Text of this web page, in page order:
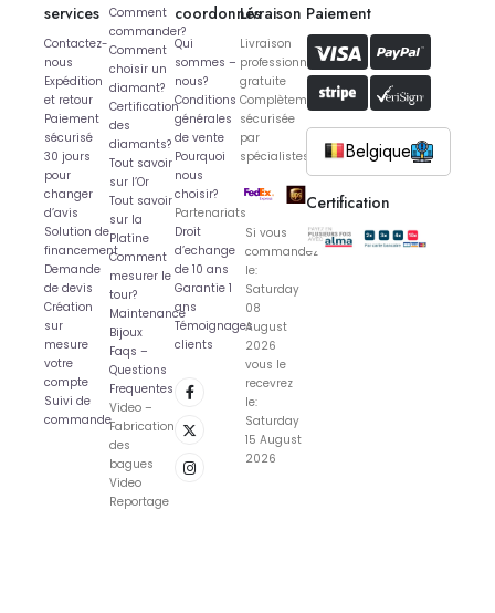
services
Contactez-
nous
Expédition
et retour
Paiement
sécurisé
30 jours
pour
changer
d’avis
Solution de
financement
Demande
de devis
Création
sur
mesure
votre
compte
Suivi de
commande
Comment
commander?
Comment
choisir un
diamant?
Certification
des
diamants?
Tout savoir
sur l’Or
Tout savoir
sur la
Platine
Comment
mesurer le
tour?
Maintenance
Bijoux
Faqs –
Questions
Frequentes
Video –
Fabrication
des
bagues
Video
Reportage
coordonnés
Qui
sommes –
nous?
Conditions
générales
de vente
Pourquoi
nous
choisir?
Partenariats
Droit
d’echange
de 10 ans
Garantie 1
ans
Témoignages
clients
Livraison
Livraison
professionnelle
gratuite
Complètement
sécurisée
par
spécialistes
Si vous
commandez
le:
Saturday
08
August
2026
vous le
recevrez
le:
Saturday
15 August
2026
Paiement
Belgique
Certification